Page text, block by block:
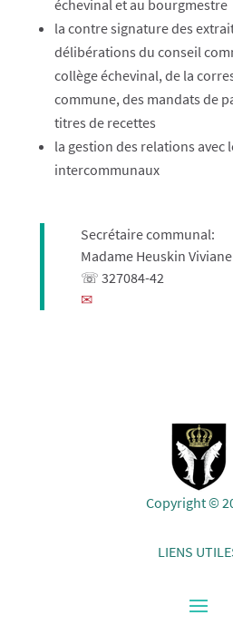
échevinal et au bourgmestre​
la contre signature des
délibérations du conseil
collège échevinal, de la
commune, des mandats de
titres de recettes
la gestion des relations avec
intercommunaux
Secrétaire communal:
Madame Heuskin Viviane
☏ 327084-42
✉
Copyright ©
LIENS